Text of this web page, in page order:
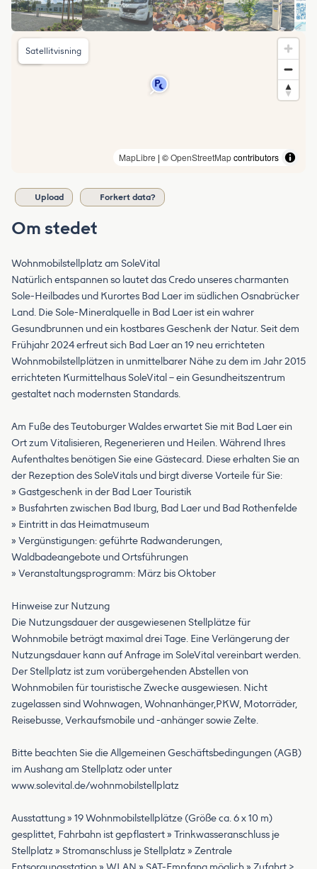
MapLibre | ©OpenStreetMapcontributors
Satellitvisning
Upload Forkert data?
Om stedet
Wohnmobilstellplatz am SoleVital
Natürlich entspannen so lautet das Credo unseres charmanten
Sole-Heilbades und Kurortes Bad Laer im südlichen Osnabrücker
Land. Die Sole-Mineralquelle in Bad Laer ist ein wahrer
Gesundbrunnen und ein kostbares Geschenk der Natur. Seit dem
Frühjahr 2024 erfreut sich Bad Laer an 19 neu errichteten
Wohnmobilstellplätzen in unmittelbarer Nähe zu dem im Jahr 2015
errichteten Kurmittelhaus SoleVital – ein Gesundheitszentrum
gestaltet nach modernsten Standards.
Am Fuße des Teutoburger Waldes erwartet Sie mit Bad Laer ein
Ort zum Vitalisieren, Regenerieren und Heilen. Während Ihres
Aufenthaltes benötigen Sie eine Gästecard. Diese erhalten Sie an
der Rezeption des SoleVitals und birgt diverse Vorteile für Sie:
» Gastgeschenk in der Bad Laer Touristik
» Busfahrten zwischen Bad Iburg, Bad Laer und Bad Rothenfelde
» Eintritt in das Heimatmuseum
» Vergünstigungen: geführte Radwanderungen,
Waldbadeangebote und Ortsführungen
» Veranstaltungsprogramm: März bis Oktober
Hinweise zur Nutzung
Die Nutzungsdauer der ausgewiesenen Stellplätze für
Wohnmobile beträgt maximal drei Tage. Eine Verlängerung der
Nutzungsdauer kann auf Anfrage im SoleVital vereinbart werden.
Der Stellplatz ist zum vorübergehenden Abstellen von
Wohnmobilen für touristische Zwecke ausgewiesen. Nicht
zugelassen sind Wohnwagen, Wohnanhänger,PKW, Motorräder,
Reisebusse, Verkaufsmobile und -anhänger sowie Zelte.
Bitte beachten Sie die Allgemeinen Geschäftsbedingungen (AGB)
im Aushang am Stellplatz oder unter
www.solevital.de/wohnmobilstellplatz
Ausstattung » 19 Wohnmobilstellplätze (Größe ca. 6 x 10 m)
gesplittet, Fahrbahn ist gepflastert » Trinkwasseranschluss je
Stellplatz » Stromanschluss je Stellplatz » Zentrale